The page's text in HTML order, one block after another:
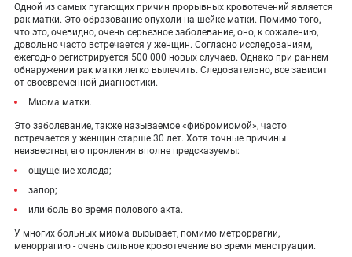
Одной из самых пугающих причин прорывных кровотечений является
рак матки. Это образование опухоли на шейке матки. Помимо того,
что это, очевидно, очень серьезное заболевание, оно, к сожалению,
довольно часто встречается у женщин. Согласно исследованиям,
ежегодно регистрируется 500 000 новых случаев. Однако при раннем
обнаружении рак матки легко вылечить. Следовательно, все зависит
от своевременной диагностики.
Миома матки.
Это заболевание, также называемое «фибромиомой», часто
встречается у женщин старше 30 лет. Хотя точные причины
неизвестны, его прояления вполне предсказуемы:
ощущение холода;
запор;
или боль во время полового акта.
У многих больных миома вызывает, помимо метроррагии,
меноррагию - очень сильное кровотечение во время менструации.